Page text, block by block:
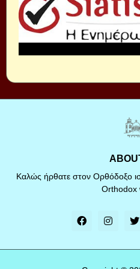
Καλώς ήρθατε στον Ορθόδοξο
Orthodox